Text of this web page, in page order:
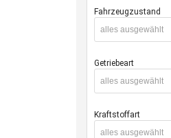
Fahrzeugzustand
alles ausgewählt
Getriebeart
alles ausgewählt
Kraftstoffart
alles ausgewählt